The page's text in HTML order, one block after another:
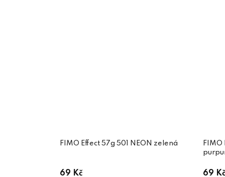
FIMO Effect 57g 501 NEON zelená
69 Kč
FIMO
69 Kč